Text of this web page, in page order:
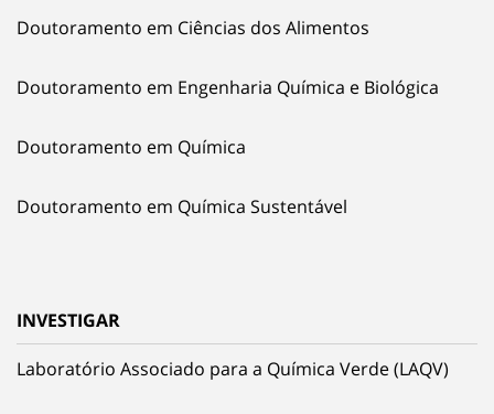
Doutoramento em Ciências dos Alimentos
Doutoramento em Engenharia Química e Biológica
Doutoramento em Química
Doutoramento em Química Sustentável
INVESTIGAR
Laboratório Associado para a Química Verde (LAQV)